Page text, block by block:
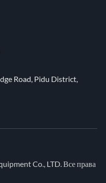
Road, Pidu District,
Co., LTD.Все права